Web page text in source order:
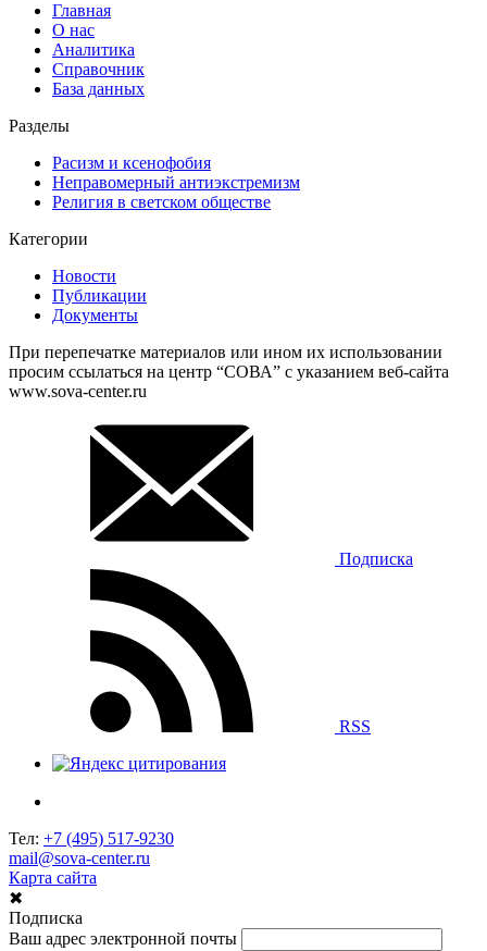
Главная
О нас
Аналитика
Справочник
База данных
Разделы
Расизм и ксенофобия
Неправомерный антиэкстремизм
Религия в светском обществе
Категории
Новости
Публикации
Документы
При перепечатке материалов или ином их использовании
просим ссылаться на центр “СОВА” с указанием веб-сайта
www.sova-center.ru
Подписка
RSS
Тел: +7 (495) 517-9230
mail@sova-center.ru
Карта сайта
✖
Подписка
Ваш адрес электронной почты